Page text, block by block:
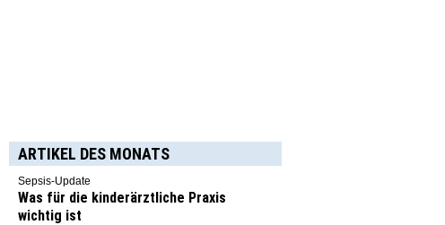
ARTIKEL DES MONATS
Sepsis-Update
Was für die kinderärztliche Praxis
wichtig ist